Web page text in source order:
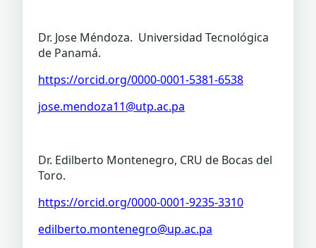
Dr. Jose Méndoza. Universidad Tecnológica
de Panamá.
https://orcid.org/0000-0001-5381-6538
jose.mendoza11@utp.ac.pa
Dr. Edilberto Montenegro, CRU de Bocas del
Toro.
https://orcid.org/0000-0001-9235-3310
edilberto.montenegro@up.ac.pa